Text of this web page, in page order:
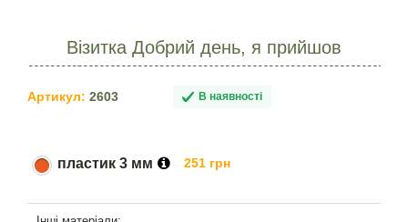
Візитка Добрий день, я прийшов
Артикул: 2603 В наявності
пластик 3 мм 251 грн